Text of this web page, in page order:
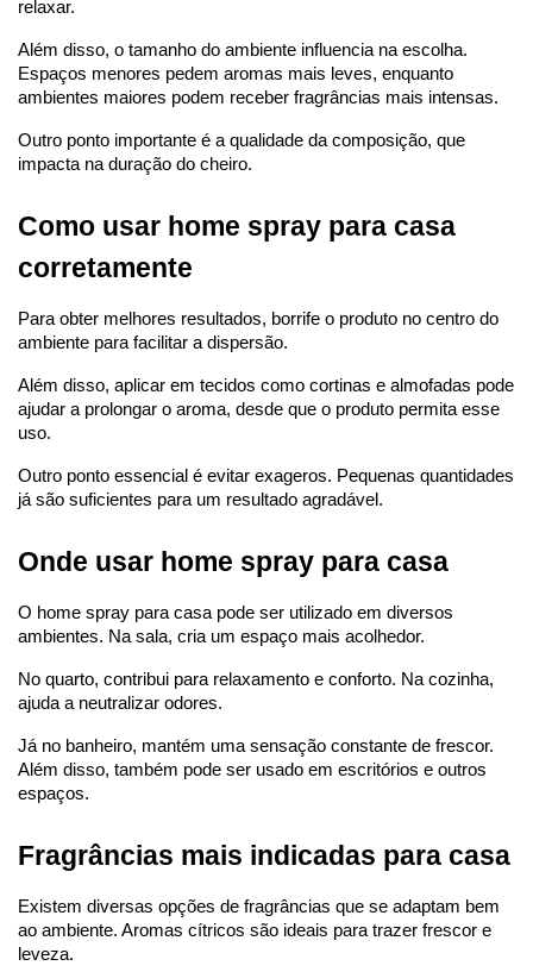
relaxar.
Além disso, o tamanho do ambiente influencia na escolha.
Espaços menores pedem aromas mais leves, enquanto
ambientes maiores podem receber fragrâncias mais intensas.
Outro ponto importante é a qualidade da composição, que
impacta na duração do cheiro.
Como usar home spray para casa
corretamente
Para obter melhores resultados, borrife o produto no centro do
ambiente para facilitar a dispersão.
Além disso, aplicar em tecidos como cortinas e almofadas pode
ajudar a prolongar o aroma, desde que o produto permita esse
uso.
Outro ponto essencial é evitar exageros. Pequenas quantidades
já são suficientes para um resultado agradável.
Onde usar home spray para casa
O home spray para casa pode ser utilizado em diversos
ambientes. Na sala, cria um espaço mais acolhedor.
No quarto, contribui para relaxamento e conforto. Na cozinha,
ajuda a neutralizar odores.
Já no banheiro, mantém uma sensação constante de frescor.
Além disso, também pode ser usado em escritórios e outros
espaços.
Fragrâncias mais indicadas para casa
Existem diversas opções de fragrâncias que se adaptam bem
ao ambiente. Aromas cítricos são ideais para trazer frescor e
leveza.